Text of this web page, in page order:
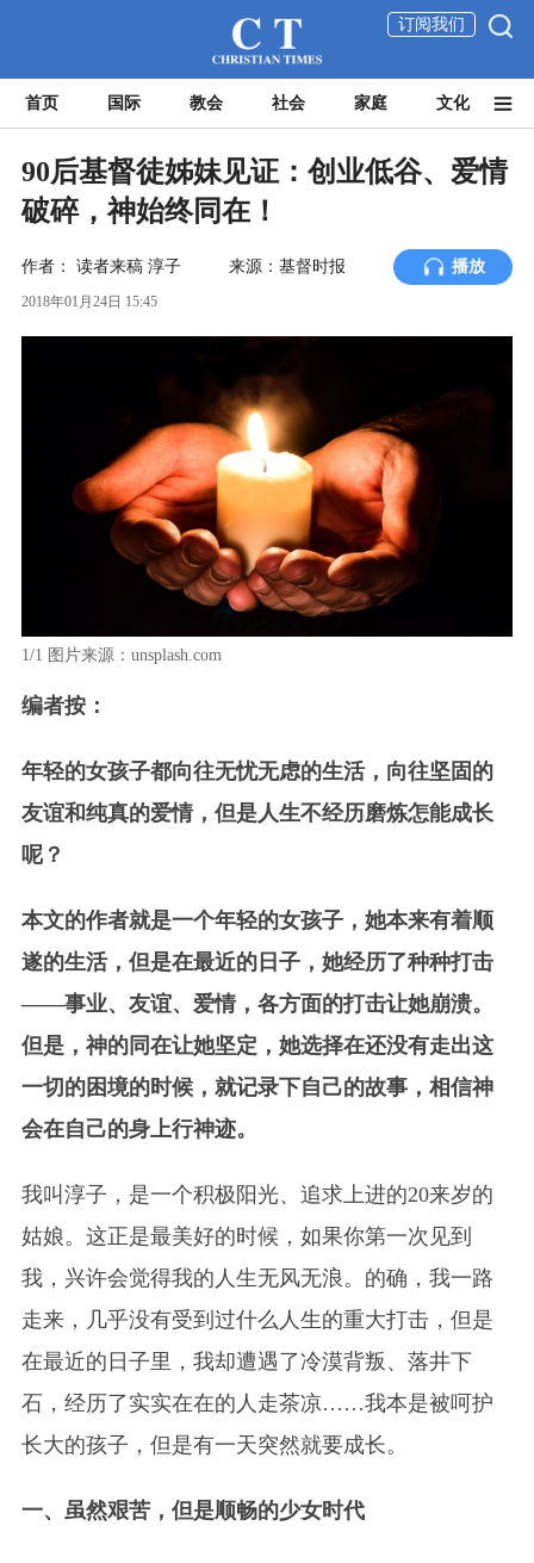
订阅我们
首页 国际 教会 社会 家庭 文化
90后基督徒姊妹见证：创业低谷、爱情
破碎，神始终同在！
作者： 读者来稿 淳子 来源：基督时报 播放
2018年01月24日 15:45
1/1 图片来源：unsplash.com
编者按：
年轻的女孩子都向往无忧无虑的生活，向往坚固的
友谊和纯真的爱情，但是人生不经历磨炼怎能成长
呢？
本文的作者就是一个年轻的女孩子，她本来有着顺
遂的生活，但是在最近的日子，她经历了种种打击
——事业、友谊、爱情，各方面的打击让她崩溃。
但是，神的同在让她坚定，她选择在还没有走出这
一切的困境的时候，就记录下自己的故事，相信神
会在自己的身上行神迹。
我叫淳子，是一个积极阳光、追求上进的20来岁的
姑娘。这正是最美好的时候，如果你第一次见到
我，兴许会觉得我的人生无风无浪。的确，我一路
走来，几乎没有受到过什么人生的重大打击，但是
在最近的日子里，我却遭遇了冷漠背叛、落井下
石，经历了实实在在的人走茶凉……我本是被呵护
长大的孩子，但是有一天突然就要成长。
一、虽然艰苦，但是顺畅的少女时代